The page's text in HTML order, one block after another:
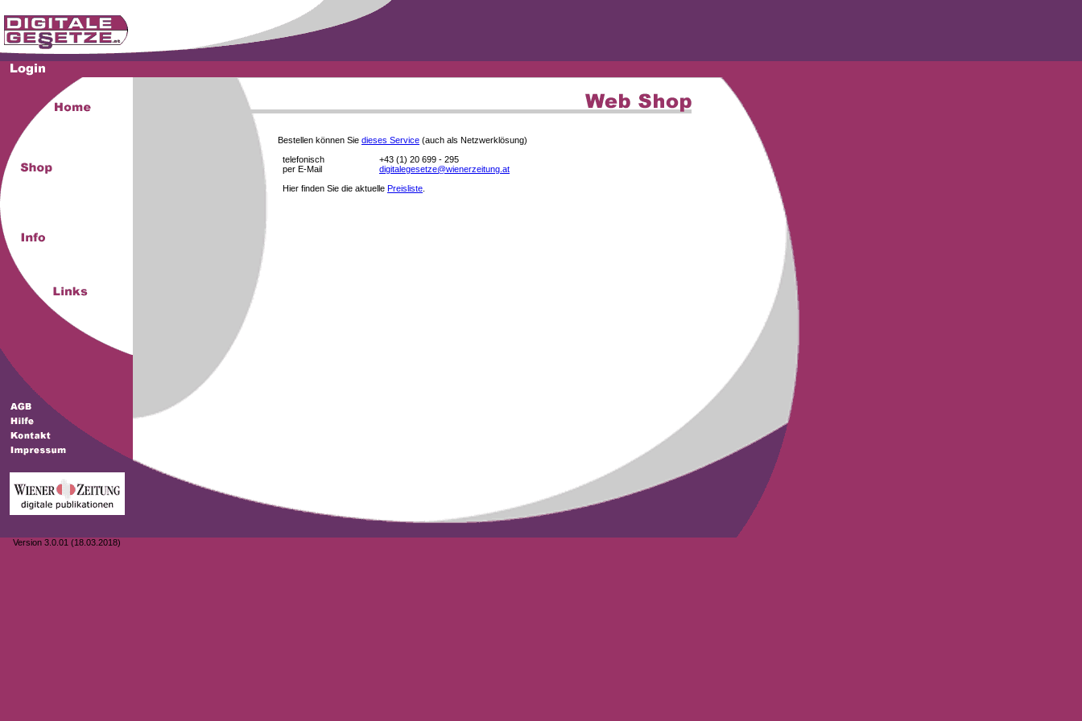
Version 3.0.01 (18.03.2018)
Bestellen können Sie dieses Service (auch als Netzwerklösung)
telefonisch
+43 (1) 20 699 - 295
per E-Mail
digitalegesetze@wienerzeitung.at
Hier finden Sie die aktuelle Preisliste